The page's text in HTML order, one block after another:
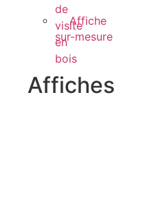
Affiche
sur-mesure
de
visite
en
bois
Affiches